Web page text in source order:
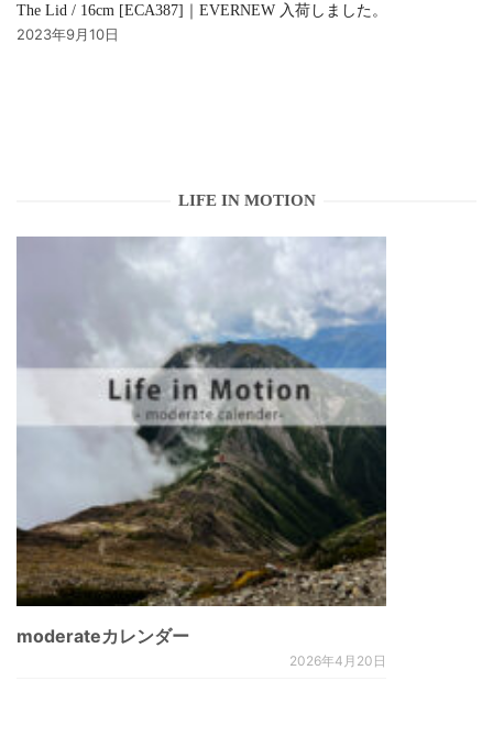
The Lid / 16cm [ECA387]｜EVERNEW 入荷しました。
2023年9月10日
LIFE IN MOTION
moderateカレンダー
2026年4月20日